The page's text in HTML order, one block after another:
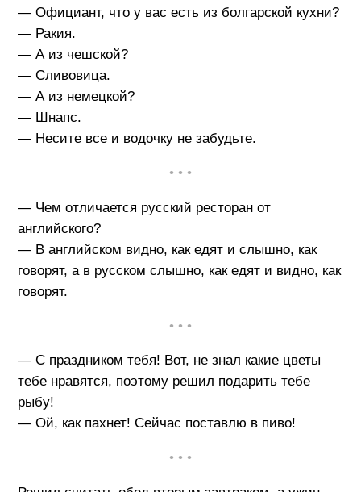
— Официант, что у вас есть из болгарской кухни?
— Ракия.
— А из чешской?
— Cливовица.
— А из немецкой?
— Шнапс.
— Несите все и водочку не забудьте.
• • •
— Чем отличается русский ресторан от
английского?
— В английском видно, как едят и слышно, как
говорят, а в русском слышно, как едят и видно, как
говорят.
• • •
— С праздником тебя! Вот, не знал какие цветы
тебе нравятся, поэтому решил подарить тебе
рыбу!
— Ой, как пахнет! Сейчас поставлю в пиво!
• • •